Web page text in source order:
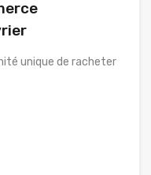
unique de racheter